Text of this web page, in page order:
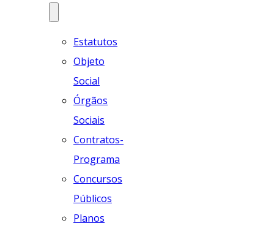
Estatutos
Objeto
Social
Órgãos
Sociais
Contratos-
Programa
Concursos
Públicos
Planos